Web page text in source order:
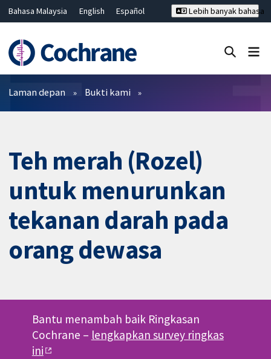
Bahasa Malaysia English
Español
Hrvatski
Deutsch ไทย
繁體中文
简体中文
Lebih banyak bahasa
Penapis
Laman depan Bukti kami
Teh merah (Rozel)
untuk menurunkan
tekanan darah pada
orang dewasa
Bantu menambah baik Ringkasan
Cochrane – lengkapkan survey ringkas
ini